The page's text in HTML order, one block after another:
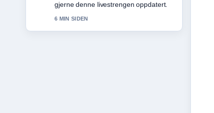
lett a folge.
8 MIN SIDEN